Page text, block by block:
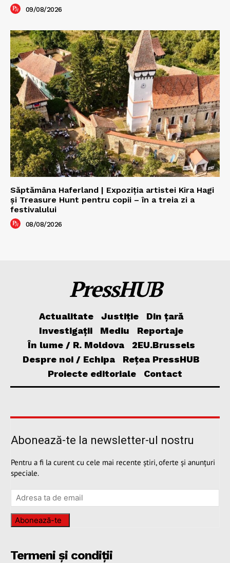
09/08/2026
Săptămâna Haferland | Expoziţia artistei Kira Hagi
şi Treasure Hunt pentru copii – în a treia zi a
festivalului
08/08/2026
PressHUB
Actualitate Justiție
Din țară
Investigații
Mediu
Reportaje
În lume / R. Moldova
2EU.Brussels
Despre noi / Echipa
Rețea PressHUB
Proiecte editoriale
Contact
Abonează-te la newsletter-ul nostru
Pentru a fi la curent cu cele mai recente știri, oferte și anunțuri
speciale.
Abonează-te
Termeni și condiții